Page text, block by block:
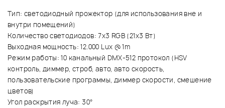
Тип: светодиодный прожектор (для использования вне и
внутри помещений)
Количество светодиодов: 7х3 RGB (21х3 Вт)
Выходная мощность: 12.000 Lux @ 1m
Режим работы: 10 канальный DMX-512 протокол (HSV
контроль, диммер, строб, авто, авто скорость,
пользовательские программы, диммер скорости, смешение
цветов)
Угол раскрытия луча: 30°